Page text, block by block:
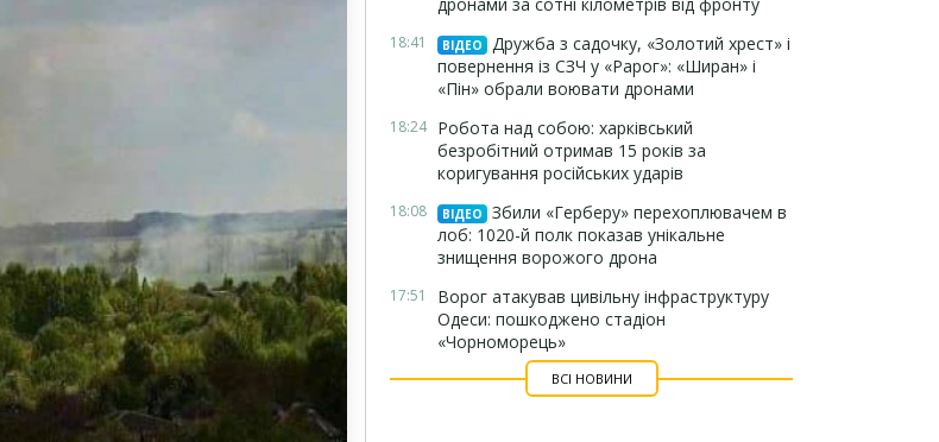
18:41 ВІДЕО
Дружба з садочку, «Золотий хрест» і
повернення із СЗЧ у «Рарог»: «Ширан» і
«Пін» обрали воювати дронами
18:24 Робота над собою: харківський
безробітний отримав 15 років за
коригування російських ударів
18:08 ВІДЕО
Збили «Герберу» перехоплювачем в
лоб: 1020-й полк показав унікальне
знищення ворожого дрона
17:51
Ворог атакував цивільну інфраструктуру
Одеси: пошкоджено стадіон
«Чорноморець»
ВСІ НОВИНИ